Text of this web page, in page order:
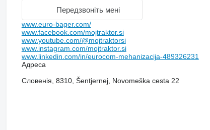
Передзвоніть мені
www.euro-bager.com/
www.facebook.com/mojtraktor.si
www.youtube.com/@mojtraktorsi
www.instagram.com/mojtraktor.si
www.linkedin.com/in/eurocom-mehanizacija-489326231
Адреса
Словенія, 8310, Šentjernej, Novomeška cesta 22